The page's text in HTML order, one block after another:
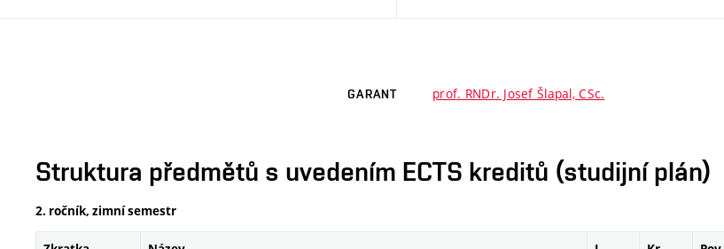
GARANT prof. RNDr. Josef Šlapal, CSc.
Struktura předmětů s uvedením ECTS kreditů (studijní plán)
2. ročník, zimní semestr